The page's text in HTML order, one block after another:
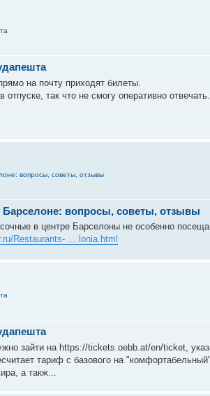
на почту приходят билеты.
отпуске, так что не смогу оперативно отвечать.
вопросы, советы, отзывы
вопросы, советы, отзывы
в центре Барселоны не особенно
Restaurants- ... lonia.html
зайти на https://tickets.oebb.at/en/ticket,
тариф с базового на
а такж...